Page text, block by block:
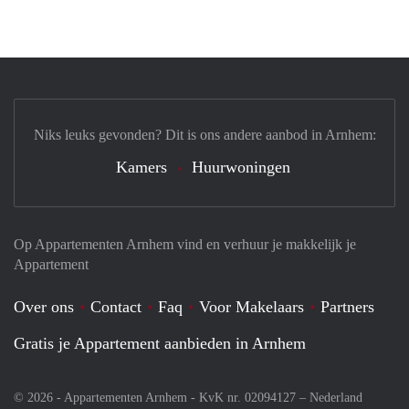
Op Appartementen Arnhem vind en verhuur je makkelijk je
Appartement
Over ons Contact Faq Voor Makelaars
Partners
Gratis je Appartement aanbieden in Arnhem
© 2026 - Appartementen Arnhem - KvK nr. 02094127 – Nederland
Niks leuks gevonden? Dit is ons andere aanbod in Arnhem:
Kamers Huurwoningen